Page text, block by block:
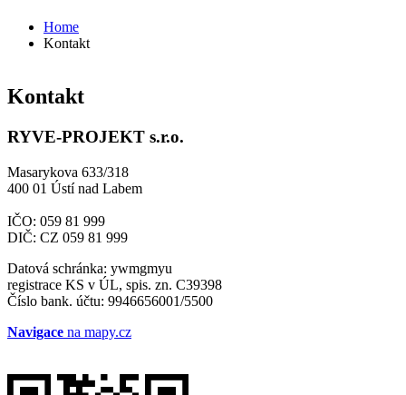
Home
Kontakt
Kontakt
RYVE-PROJEKT s.r.o.
Masarykova 633/318
400 01 Ústí nad Labem
IČO: 059 81 999
DIČ: CZ 059 81 999
Datová schránka: ywmgmyu
registrace KS v ÚL, spis. zn. C39398
Číslo bank. účtu: 9946656001/5500
Navigace na mapy.cz